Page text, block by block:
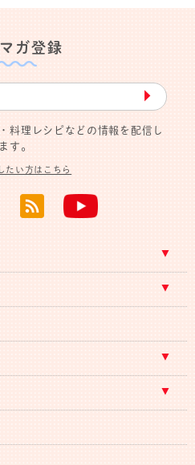
ガ登録
▶︎
料理レシピなどの情報を配信し
ます。
たい方はこちら